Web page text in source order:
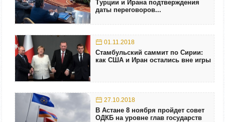
Турции и Ирана подтверждения
даты переговоров...
01.11.2018
Стамбульский саммит по Сирии:
как США и Иран остались вне игры
27.10.2018
В Астане 8 ноября пройдет совет
ОДКБ на уровне глав государств